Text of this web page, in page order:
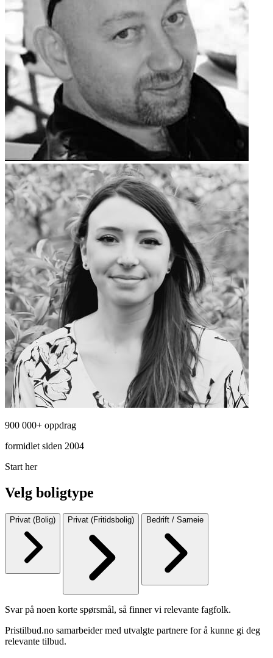
900 000+ oppdrag
formidlet siden 2004
Start her
Velg boligtype
Privat (Bolig) Privat (Fritidsbolig) Bedrift / Sameie
Svar på noen korte spørsmål, så finner vi relevante fagfolk.
Pristilbud.no samarbeider med utvalgte partnere for å kunne gi deg
relevante tilbud.